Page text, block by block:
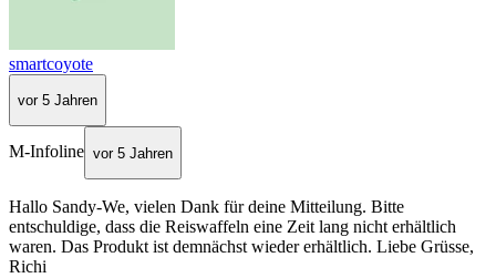
smartcoyote
vor 5 Jahren
M-Infoline vor 5 Jahren
Hallo Sandy-We, vielen Dank für deine Mitteilung. Bitte
entschuldige, dass die Reiswaffeln eine Zeit lang nicht erhältlich
waren. Das Produkt ist demnächst wieder erhältlich. Liebe Grüsse,
Richi